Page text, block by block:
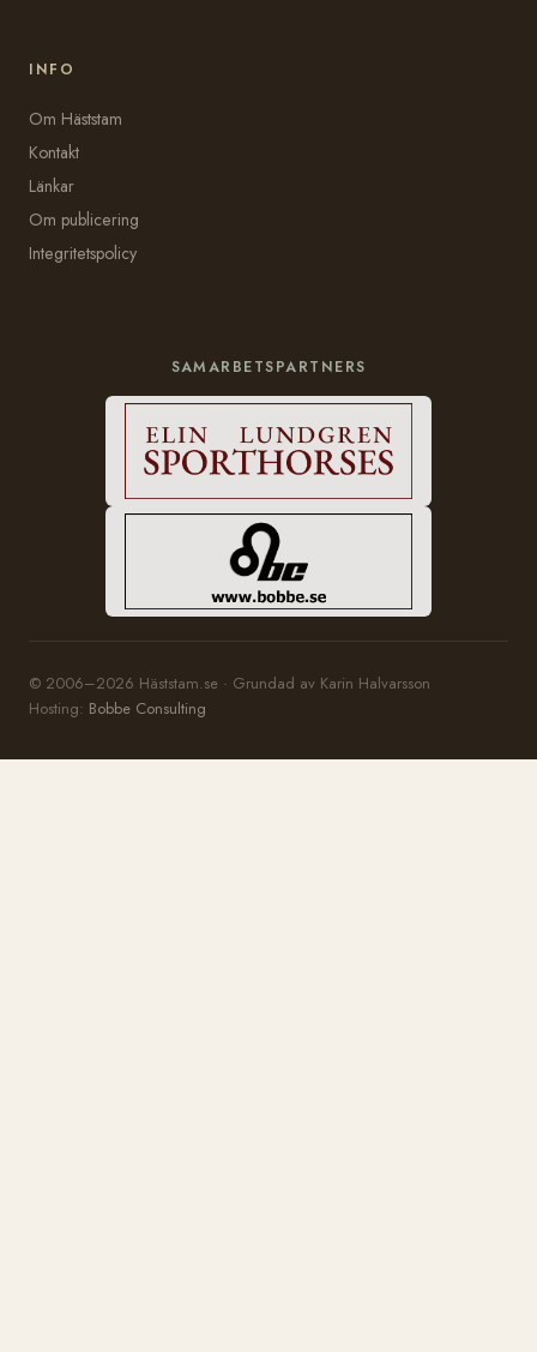
INFO
Om Häststam
Kontakt
Länkar
Om publicering
Integritetspolicy
SAMARBETSPARTNERS
© 2006–2026 Häststam.se · Grundad av Karin Halvarsson
Hosting: Bobbe Consulting